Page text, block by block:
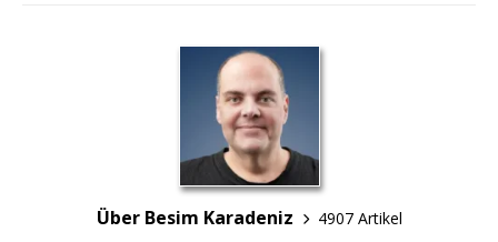
Über Besim Karadeniz
4907 Artikel